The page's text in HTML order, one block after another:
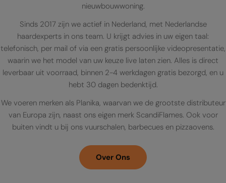
nieuwbouwwoning.
Sinds 2017 zijn we actief in Nederland, met Nederlandse
haardexperts in ons team. U krijgt advies in uw eigen taal:
telefonisch, per mail of via een gratis persoonlijke videopresentatie,
waarin we het model van uw keuze live laten zien. Alles is direct
leverbaar uit voorraad, binnen 2-4 werkdagen gratis bezorgd, en u
hebt 30 dagen bedenktijd.
We voeren merken als Planika, waarvan we de grootste distributeur
van Europa zijn, naast ons eigen merk ScandiFlames. Ook voor
buiten vindt u bij ons vuurschalen, barbecues en pizzaovens.
Over Ons